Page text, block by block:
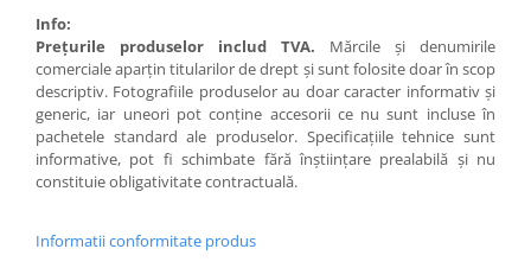
Info:
Preţurile produselor includ TVA. Mărcile şi denumirile
comerciale aparţin titularilor de drept şi sunt folosite doar în scop
descriptiv. Fotografiile produselor au doar caracter informativ şi
generic, iar uneori pot conţine accesorii ce nu sunt incluse în
pachetele standard ale produselor. Specificaţiile tehnice sunt
informative, pot fi schimbate fără înştiinţare prealabilă şi nu
constituie obligativitate contractuală.
Informatii conformitate produs